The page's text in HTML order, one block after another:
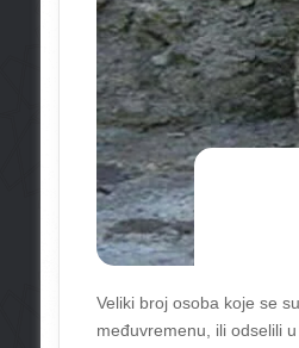
Veliki broj osoba koje se
međuvremenu, ili odselili